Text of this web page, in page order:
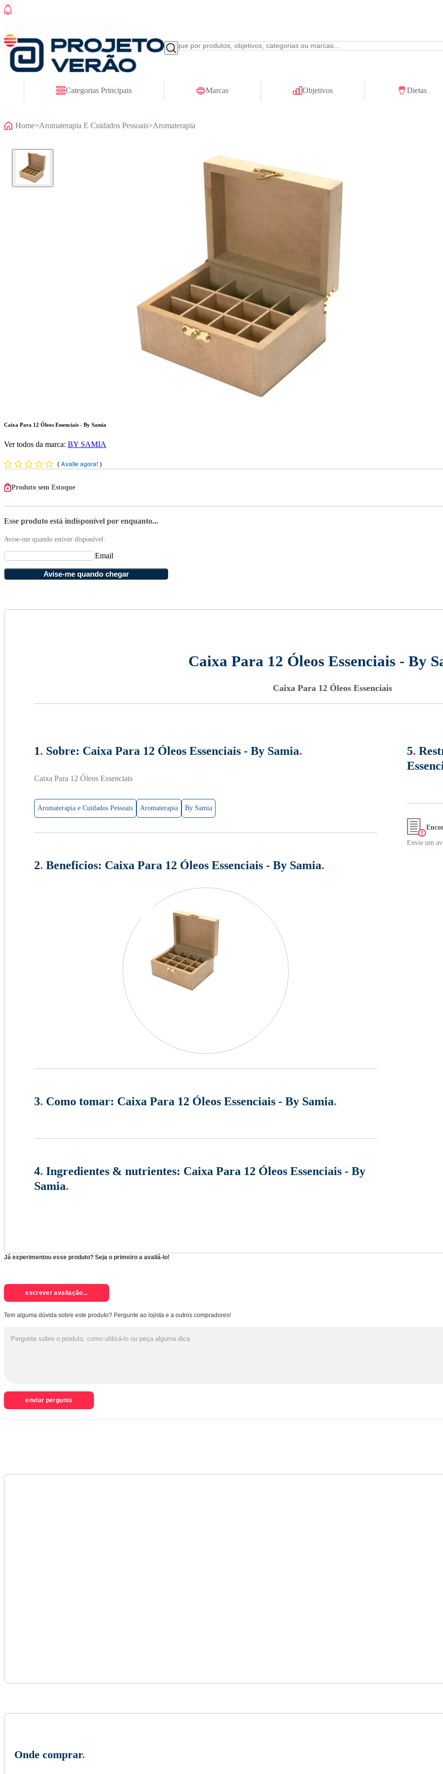
ofertas especiais
Categorias Principais Marcas Objetivos Dietas
Home>Aromaterapia E Cuidados Pessoais>Aromaterapia
Caixa Para 12 Óleos Essenciais - By Samia
Ver todos da marca: BY SAMIA
(Avalie agora! )
Produto sem Estoque
Esse produto está indisponível por enquanto...
Avise-me quando estiver disponível:
Email
Avise-me quando chegar
Caixa Para 12 Óleos Essenciais - By
Caixa Para 12 Óleos Essenciais
1. Sobre: Caixa Para 12 Óleos Essenciais - By Samia.
Caixa Para 12 Óleos Essenciais
Aromaterapia e Cuidados Pessoais Aromaterapia By Samia
2. Beneficios: Caixa Para 12 Óleos Essenciais - By Samia.
3. Como tomar: Caixa Para 12 Óleos Essenciais - By Samia.
4. Ingredientes & nutrientes: Caixa Para 12 Óleos Essenciais - By
Samia.
5.
Envie um
Já experimentou esse produto? Seja o primeiro a avaliá-lo!
escrever avaliação...
Tem alguma dúvida sobre este produto? Pergunte ao lojista e a outros compradores!
enviar pergunta
Onde comprar.